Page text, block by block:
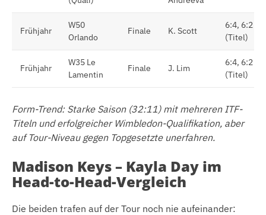
Frühjahr
W50
Orlando
Finale K. Scott
6:4, 6:2
(Titel)
Frühjahr
W35 Le
Lamentin
Finale J. Lim
6:4, 6:2
(Titel)
Form-Trend: Starke Saison (32:11) mit mehreren ITF-
Titeln und erfolgreicher Wimbledon-Qualifikation, aber
auf Tour-Niveau gegen Topgesetzte unerfahren.
Madison Keys – Kayla Day im
Head-to-Head-Vergleich
Die beiden trafen auf der Tour noch nie aufeinander: